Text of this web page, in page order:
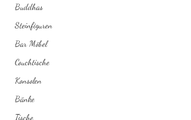
Buddhas
Steinfiguren
Bar Möbel
Couchtische
Konsolen
Bänke
Tische